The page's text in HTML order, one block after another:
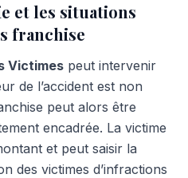
et les situations
franchise
Victimes peut intervenir
de l’accident est non
peut alors être
encadrée. La victime
et peut saisir la
des victimes d’infractions